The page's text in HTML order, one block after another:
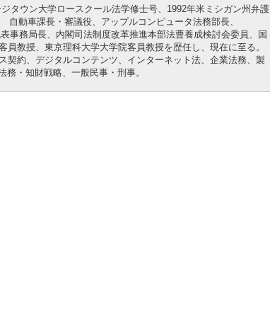
タウン大学ロースクール法学修士号、1992年米ミシガン州弁護
自動車課長・審議役、アップルコンピュータ法務部長、
事務局長、内閣司法制度改革推進本部法曹養成検討会委員、国
教授、東京理科大学大学院客員教授を歴任し、現在に至る。
契約、デジタルコンテンツ、インターネット法、企業法務、製
・知財戦略、一般民事・刑事。